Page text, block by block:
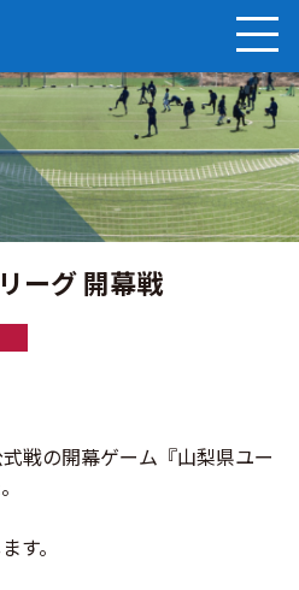
ーグ 開幕戦
戦の開幕ゲーム『山梨県ユー
す。